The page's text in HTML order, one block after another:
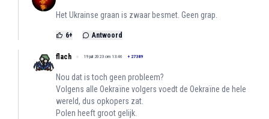
Het Ukrainse graan is zwaar besmet. Geen grap.
6+ Antwoord
flach 19 juli 2023 om 13:46 + 27389
Nou dat is toch geen probleem?
Volgens alle Oekraïne volgers voedt de Oekraïne de hele
wereld, dus opkopers zat.
Polen heeft groot gelijk.